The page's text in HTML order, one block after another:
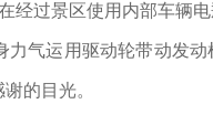
过景区使用内部车辆
气运用驱动轮带动发
的目光。